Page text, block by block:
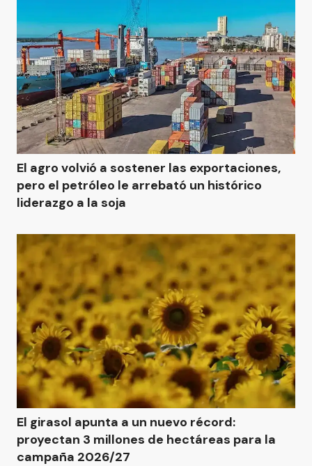
El agro volvió a sostener las exportaciones,
pero el petróleo le arrebató un histórico
liderazgo a la soja
El girasol apunta a un nuevo récord:
proyectan 3 millones de hectáreas para la
campaña 2026/27